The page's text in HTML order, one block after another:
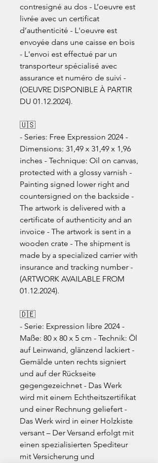
contresigné au dos - L’oeuvre est
livrée avec un certificat
d’authenticité - L'oeuvre est
envoyée dans une caisse en bois
- L'envoi est effectué par un
transporteur spécialisé avec
assurance et numéro de suivi -
(OEUVRE DISPONIBLE À PARTIR
DU 01.12.2024).
🇺🇸
- Series: Free Expression 2024 -
Dimensions: 31,49 x 31,49 x 1,96
inches - Technique: Oil on canvas,
protected with a glossy varnish -
Painting signed lower right and
countersigned on the backside -
The artwork is delivered with a
certificate of authenticity and an
invoice - The artwork is sent in a
wooden crate - The shipment is
made by a specialized carrier with
insurance and tracking number -
(ARTWORK AVAILABLE FROM
01.12.2024).
🇩🇪
- Serie: Expression libre 2024 -
Maße: 80 x 80 x 5 cm - Technik: Öl
auf Leinwand, glänzend lackiert -
Gemälde unten rechts signiert
und auf der Rückseite
gegengezeichnet - Das Werk
wird mit einem Echtheitszertifikat
und einer Rechnung geliefert -
Das Werk wird in einer Holzkiste
versant – Der Versand erfolgt mit
einen spezialisierten Spediteur
mit Versicherung und